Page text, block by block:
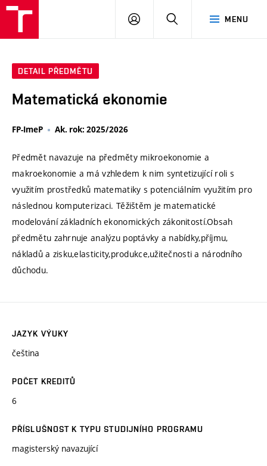
MENU
PŘIHLÁSIT
DETAIL PŘEDMĚTU
Matematická ekonomie
FP-ImeP Ak. rok: 2025/2026
Předmět navazuje na předměty mikroekonomie a
makroekonomie a má vzhledem k nim syntetizující roli s
využitím prostředků matematiky s potenciálním využitím pro
následnou komputerizaci. Těžištěm je matematické
modelování základních ekonomických zákonitostí.Obsah
předmětu zahrnuje analýzu poptávky a nabídky,příjmu,
nákladů a zisku,elasticity,produkce,užitečnosti a národního
důchodu.
JAZYK VÝUKY
čeština
POČET KREDITŮ
6
PŘÍSLUŠNOST K TYPU STUDIJNÍHO PROGRAMU
magisterský navazující